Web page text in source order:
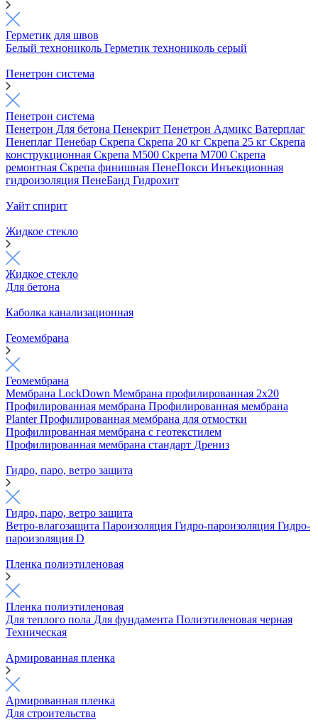
Герметик для швов
Белый технониколь Герметик технониколь серый
Пенетрон система
Пенетрон система
Пенетрон Для бетона Пенекрит Пенетрон Адмикс Ватерплаг
Пенеплаг Пенебар Скрепа Скрепа 20 кг Скрепа 25 кг Скрепа
конструкционная Скрепа М500 Скрепа М700 Скрепа
ремонтная Скрепа финишная ПенеПокси Инъекционная
гидроизоляция ПенеБанд Гидрохит
Уайт спирит
Жидкое стекло
Жидкое стекло
Для бетона
Каболка канализационная
Геомембрана
Геомембрана
Мембрана LockDown Мембрана профилированная 2х20
Профилированная мембрана Профилированная мембрана
PlanterПрофилированная мембрана для отмостки
Профилированная мембрана с геотекстилем
Профилированная мембрана стандарт Дрениз
Гидро, паро, ветро защита
Гидро, паро, ветро защита
Ветро-влагозащита Пароизоляция Гидро-пароизоляция Гидро-
пароизоляция D
Пленка полиэтиленовая
Пленка полиэтиленовая
Для теплого пола Для фундамента Полиэтиленовая черная
Техническая
Армированная пленка
Армированная пленка
Для строительства